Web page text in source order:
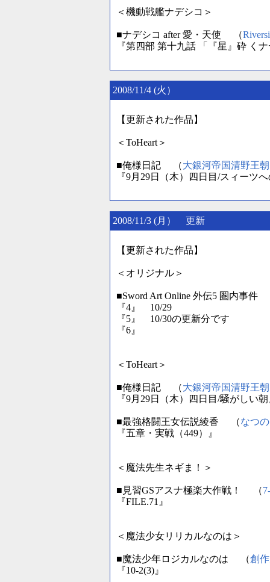
＜機動戦艦ナデシコ＞
■ナデシコ after 愛・天使 （
『第四部 第十九話 「『星』砕 く
2008/11/4 (火）
【更新された作品】
＜ToHeart＞
■俺様日記 （大銀河帝国清野王朝
『9月29日（木）四日目/スィーツ
2008/11/3 (月） 更新
【更新された作品】
＜オリジナル＞
■Sword Art Online 外伝5 圏内事件
『4』 10/29
『5』 10/30の更新分です
『6』
＜ToHeart＞
■俺様日記 （大銀河帝国清野王朝
『9月29日（木）四日目/騒がしい
■最強格闘王女伝説綾香 （なつ
『五章・実戦（449）』
＜魔法先生ネギま！＞
■見習GSアスナ極楽大作戦！ （
『FILE.71』
＜魔法少女リリカルなのは＞
■魔法少年ロジカルなのは （創
『10-2(3)』